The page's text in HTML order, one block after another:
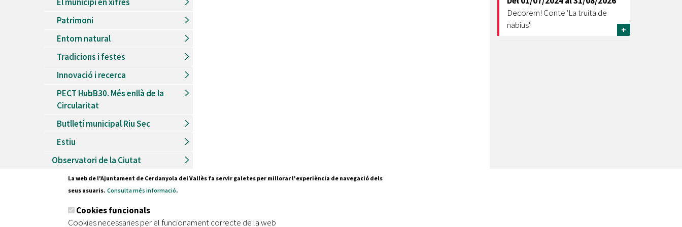
Patrimoni
Entorn natural
Tradicions i festes
Innovació i recerca
PECT HubB30. Més enllà de la
Circularitat
Butlletí municipal Riu Sec
Estiu
Observatori de la Ciutat
Decorem! Conte 'La truita de
nabius'
+
La web de l'Ajuntament de Cerdanyola del Vallès fa servir galetes per millorar l'experiència de navegació dels
seus usuaris. Consulta més informació.
Cookies funcionals
Cookies necessaries per el funcionament correcte de la web